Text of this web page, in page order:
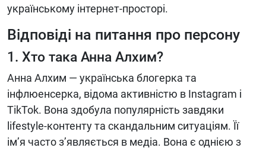
українському інтернет-просторі.
Відповіді на питання про персону
1. Хто така Анна Алхим?
Анна Алхим — українська блогерка та
інфлюенсерка, відома активністю в Instagram і
TikTok. Вона здобула популярність завдяки
lifestyle-контенту та скандальним ситуаціям. Її
ім’я часто з’являється в медіа. Вона є однією з